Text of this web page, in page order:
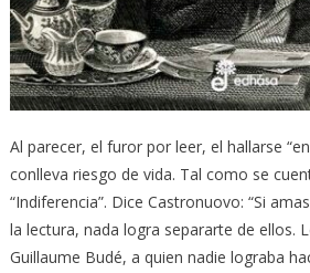
Al parecer, el furor por leer, el hallarse
conlleva riesgo de vida. Tal como se
“Indiferencia”. Dice Castronuovo: “Si
la lectura, nada logra separarte de ellos.
Guillaume Budé, a quien nadie lograba